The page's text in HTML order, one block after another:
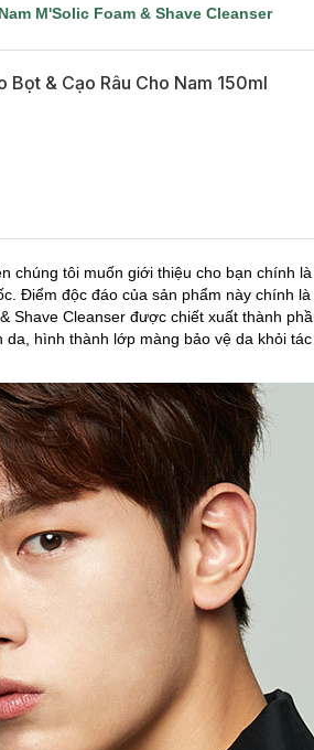
M'Solic Foam & Shave Cleanser
Bọt & Cạo Râu Cho Nam 150ml
chúng tôi muốn giới thiệu cho bạn chính
Điểm độc đáo của sản phẩm này chính
Shave Cleanser được chiết xuất thành
hình thành lớp màng bảo vệ da khỏi